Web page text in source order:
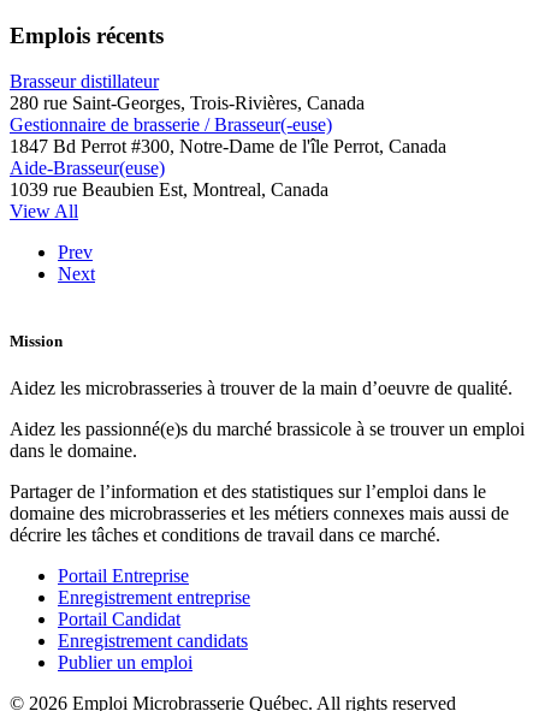
Emplois récents
Brasseur distillateur
280 rue Saint-Georges, Trois-Rivières, Canada
Gestionnaire de brasserie / Brasseur(-euse)
1847 Bd Perrot #300, Notre-Dame de l'île Perrot, Canada
Aide-Brasseur(euse)
1039 rue Beaubien Est, Montreal, Canada
View All
Prev
Next
Mission
Aidez les microbrasseries à trouver de la main d’oeuvre de qualité.
Aidez les passionné(e)s du marché brassicole à se trouver un emploi
dans le domaine.
Partager de l’information et des statistiques sur l’emploi dans le
domaine des microbrasseries et les métiers connexes mais aussi de
décrire les tâches et conditions de travail dans ce marché.
Portail Entreprise
Enregistrement entreprise
Portail Candidat
Enregistrement candidats
Publier un emploi
© 2026 Emploi Microbrasserie Québec. All rights reserved